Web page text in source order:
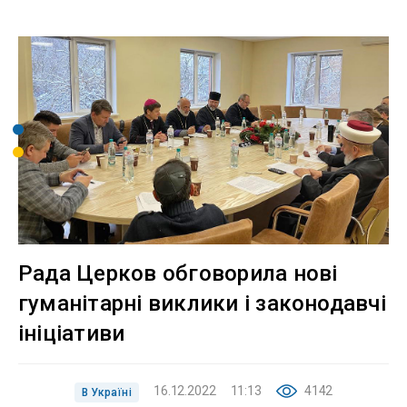
Рада Церков обговорила нові
гуманітарні виклики і законодавчі
ініціативи
В Україні 16.12.2022 11:13 4142